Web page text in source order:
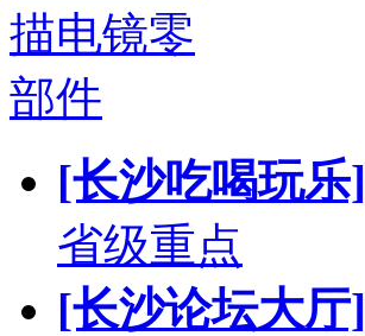
描电镜零
部件
[长沙吃喝玩乐]
省级重点
[长沙论坛大厅]